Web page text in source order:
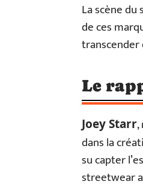
La scène du
de ces
transcender
Le
Joey Starr
dans la
su capter
streetwear